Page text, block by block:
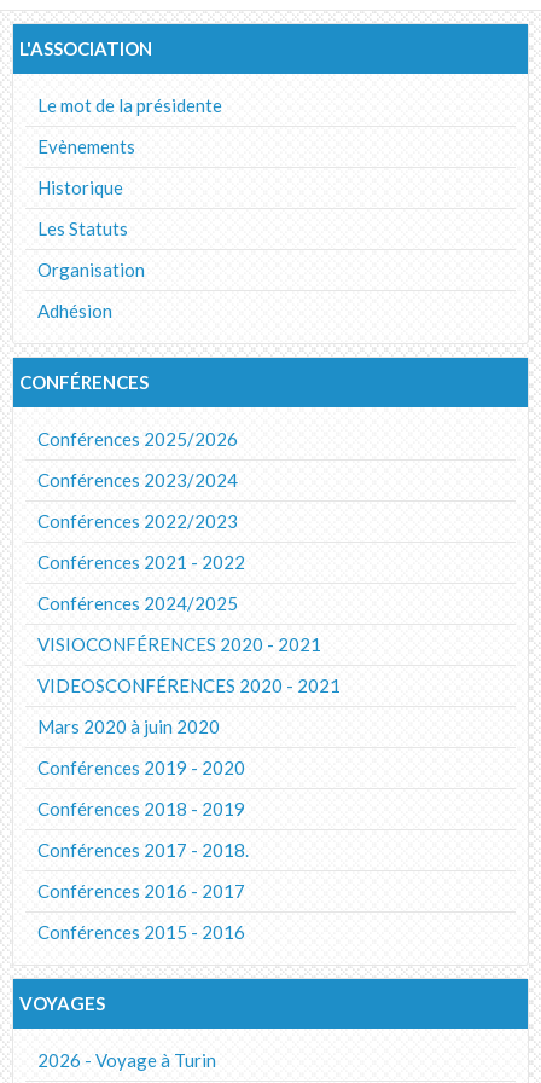
L'ASSOCIATION
Le mot de la présidente
Evènements
Historique
Les Statuts
Organisation
Adhésion
CONFÉRENCES
Conférences 2025/2026
Conférences 2023/2024
Conférences 2022/2023
Conférences 2021 - 2022
Conférences 2024/2025
VISIOCONFÉRENCES 2020 - 2021
VIDEOSCONFÉRENCES 2020 - 2021
Mars 2020 à juin 2020
Conférences 2019 - 2020
Conférences 2018 - 2019
Conférences 2017 - 2018.
Conférences 2016 - 2017
Conférences 2015 - 2016
VOYAGES
2026 - Voyage à Turin